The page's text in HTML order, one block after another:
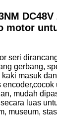
DC48V
motor
seri
gerbang,
masuk
mudah
luas
museum,